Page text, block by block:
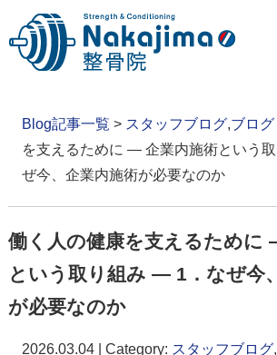
Blog記事一覧 > スタッフブログ,ブログ
を支えるために ― 企業内施術という
ぜ今、企業内施術が必要なのか
働く人の健康を支えるために
という取り組み ― 1．なぜ今
が必要なのか
2026.03.04 | Category: スタッフブログ,